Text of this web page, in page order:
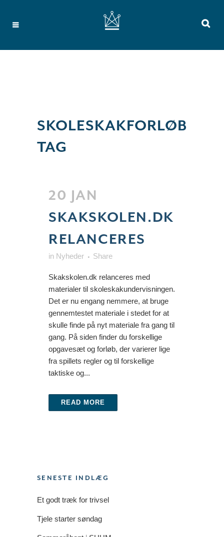
SKOLESKAKFORLØB
TAG
20 JAN
SKAKSKOLEN.DK
RELANCERES
in Nyheder Share
Skakskolen.dk relanceres med
materialer til skoleskakundervisningen.
Det er nu engang nemmere, at bruge
gennemtestet materiale i stedet for at
skulle finde på nyt materiale fra gang til
gang. På siden finder du forskellige
opgavesæt og forløb, der varierer lige
fra spillets regler og til forskellige
taktiske og...
READ MORE
SENESTE INDLÆG
Et godt træk for trivsel
Tjele starter søndag